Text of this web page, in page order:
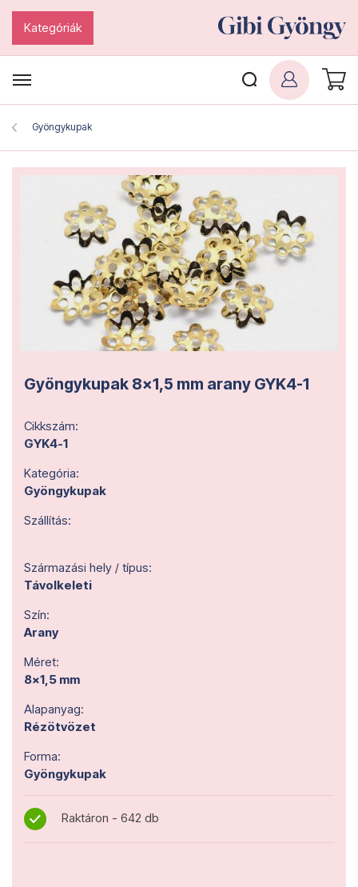
Kategóriák
Gyöngykupak
Gyöngykupak 8x1,5 mm arany GYK4-1
Cikkszám:
GYK4-1
Kategória:
Gyöngykupak
Szállítás:
Származási hely / típus:
Távolkeleti
Szín:
Arany
Méret:
8x1,5 mm
Alapanyag:
Rézötvözet
Forma:
Gyöngykupak
Raktáron - 642 db